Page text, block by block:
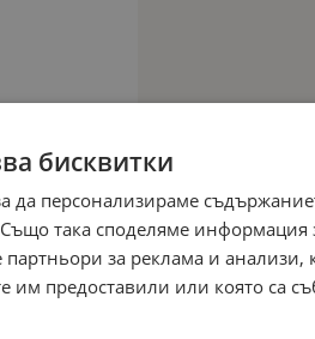
бисквитки
да персонализираме
така споделяме информация
партньори за реклама и
им предоставили или която са